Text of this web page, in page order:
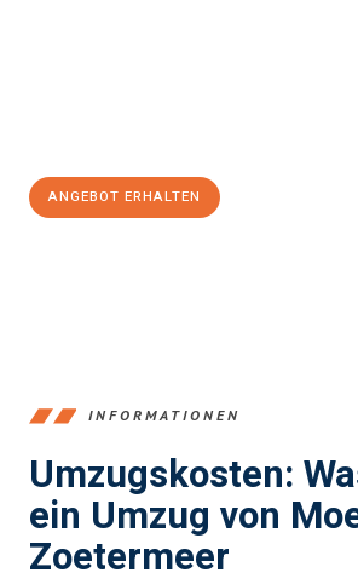
ANGEBOT ERHALTEN
INFORMATIONEN
Umzugskosten:
ein Umzug von
Zoetermeer